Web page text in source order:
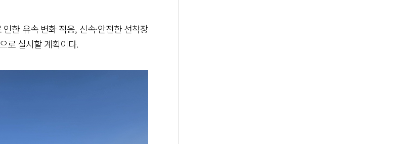
한 유속 변화 적응, 신속·안전한 선착장
로 실시할 계획이다.